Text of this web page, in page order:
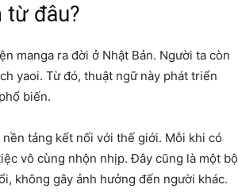
từ đâu?
manga ra đời ở Nhật Bản. Người ta còn
yaoi. Từ đó, thuật ngữ này phát triển
biến.
tảng kết nối với thế giới. Mỗi khi có
vô cùng nhộn nhịp. Đây cũng là một bộ
không gây ảnh hưởng đến người khác.